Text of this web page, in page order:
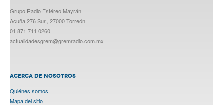
Grupo Radio Estéreo Mayrán
Acuña 276 Sur., 27000 Torreón
01 871 711 0260
actualidadesgrem@gremradio.com.mx
ACERCA DE NOSOTROS
Quiénes somos
Mapa del sitio